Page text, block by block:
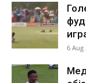
6 Aug